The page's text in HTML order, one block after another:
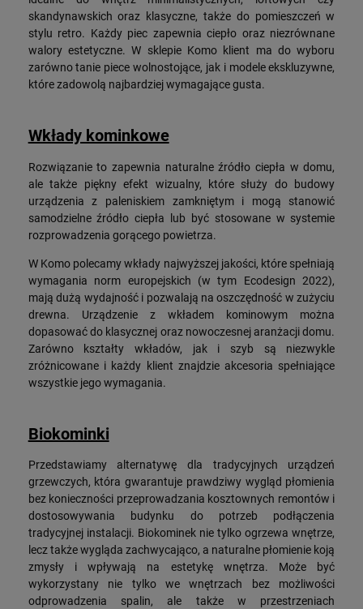
skandynawskich oraz klasyczne, także do pomieszczeń w
stylu retro. Każdy piec zapewnia ciepło oraz niezrównane
walory estetyczne. W sklepie Komo klient ma do wyboru
zarówno tanie piece wolnostojące, jak i modele ekskluzywne,
które zadowolą najbardziej wymagające gusta.
Wkłady kominkowe
Rozwiązanie to zapewnia naturalne źródło ciepła w domu,
ale także piękny efekt wizualny, które służy do budowy
urządzenia z paleniskiem zamkniętym i mogą stanowić
samodzielne źródło ciepła lub być stosowane w systemie
rozprowadzenia gorącego powietrza.
W Komo polecamy wkłady najwyższej jakości, które spełniają
wymagania norm europejskich (w tym Ecodesign 2022),
mają dużą wydajność i pozwalają na oszczędność w zużyciu
drewna. Urządzenie z wkładem kominowym można
dopasować do klasycznej oraz nowoczesnej aranżacji domu.
Zarówno kształty wkładów, jak i szyb są niezwykle
zróżnicowane i każdy klient znajdzie akcesoria spełniające
wszystkie jego wymagania.
Biokominki
Przedstawiamy alternatywę dla tradycyjnych urządzeń
grzewczych, która gwarantuje prawdziwy wygląd płomienia
bez konieczności przeprowadzania kosztownych remontów i
dostosowywania budynku do potrzeb podłączenia
tradycyjnej instalacji. Biokominek nie tylko ogrzewa wnętrze,
lecz także wygląda zachwycająco, a naturalne płomienie koją
zmysły i wpływają na estetykę wnętrza. Może być
wykorzystany nie tylko we wnętrzach bez możliwości
odprowadzenia spalin, ale także w przestrzeniach